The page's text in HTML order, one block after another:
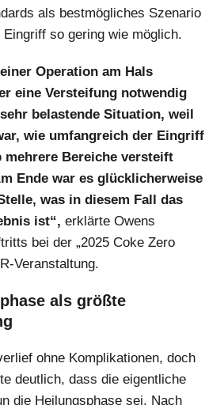
als bestmögliches Szenario
so gering wie möglich.
Operation am Hals
eine Versteifung notwendig
belastende Situation, weil
wie umfangreich der Eingriff
mehrere Bereiche versteift
Ende war es glücklicherweise
was in diesem Fall das
ist“, erklärte Owens
bei der „2025 Coke Zero
Veranstaltung.
als größte
ohne Komplikationen, doch
deutlich, dass die eigentliche
die Heilungsphase sei. Nach